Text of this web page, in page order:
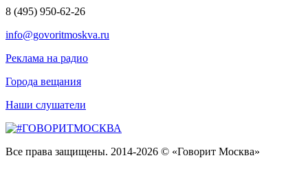
8 (495) 950-62-26
info@govoritmoskva.ru
Реклама на радио
Города вещания
Наши слушатели
Все права защищены. 2014-2026 © «Говорит Москва»